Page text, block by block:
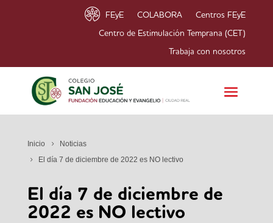
FEyE COLABORA Centros FEyE
Centro de Estimulación Temprana (CET)
Trabaja con nosotros
Inicio
Noticias
El día 7 de diciembre de 2022 es NO lectivo
El día 7 de diciembre de
2022 es NO lectivo